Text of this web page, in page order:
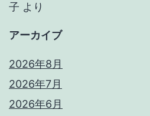
子 より
アーカイブ
2026年8月
2026年7月
2026年6月